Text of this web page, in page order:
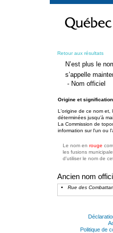
contenu
Retour aux résultats
N’est plus le
s’appelle
- Nom officiel
Origine et signification
L'origine de ce nom et,
déterminées jusqu’à
La Commission de
information sur l'un ou
Le nom en rouge
les fusions
d'utiliser le nom de
Ancien nom
Rue des
Politique de